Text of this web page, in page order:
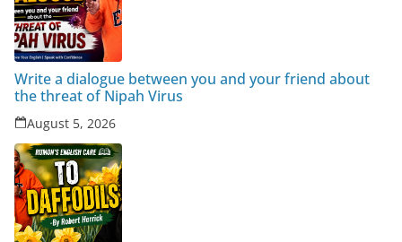
Write a dialogue between you and your friend about
the threat of Nipah Virus
August 5, 2026